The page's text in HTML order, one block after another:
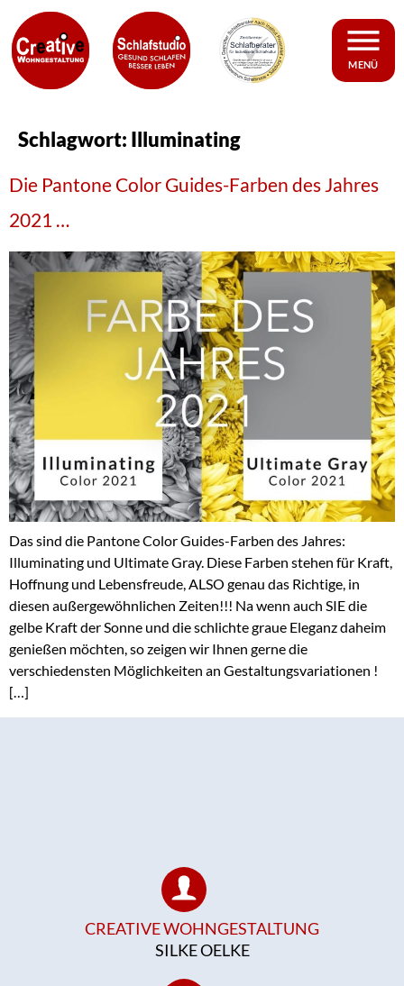
MENÜ
Schlagwort: Illuminating
Die Pantone Color Guides-Farben des Jahres
2021 …
Das sind die Pantone Color Guides-Farben des Jahres:
Illuminating und Ultimate Gray. Diese Farben stehen für Kraft,
Hoffnung und Lebensfreude, ALSO genau das Richtige, in
diesen außergewöhnlichen Zeiten!!! Na wenn auch SIE die
gelbe Kraft der Sonne und die schlichte graue Eleganz daheim
genießen möchten, so zeigen wir Ihnen gerne die
verschiedensten Möglichkeiten an Gestaltungsvariationen !
[…]
CREATIVE WOHNGESTALTUNG
SILKE OELKE